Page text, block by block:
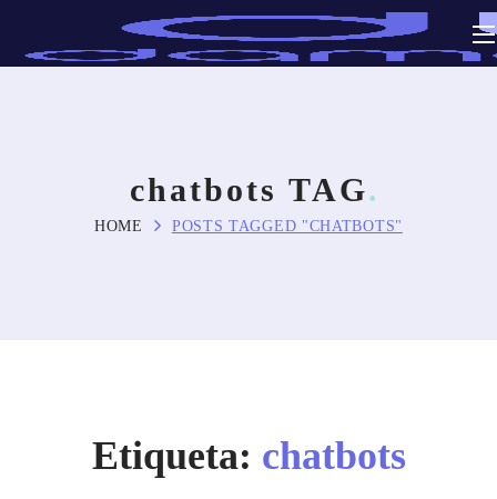
chatbots TAG
HOME POSTS TAGGED "CHATBOTS"
Etiqueta: chatbots